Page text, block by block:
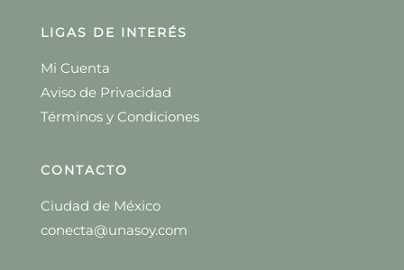
LIGAS DE INTERÉS
Mi Cuenta
Aviso de Privacidad
Términos y Condiciones
CONTACTO
Ciudad de México
conecta@unasoy.com